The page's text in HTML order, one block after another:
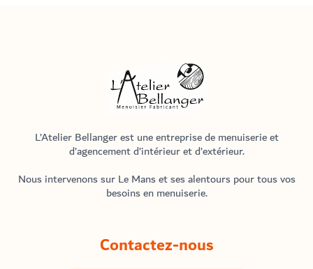
Menuisier Atelier Bellanger
L’Atelier Bellanger est une entreprise de menuiserie et
d’agencement d’intérieur et d’extérieur.
Nous intervenons sur Le Mans et ses alentours pour tous vos
besoins en menuiserie.
Contactez-nous